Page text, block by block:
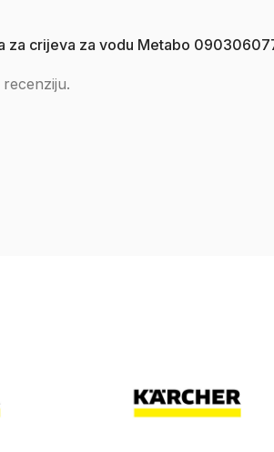
za crijeva za vodu Metabo